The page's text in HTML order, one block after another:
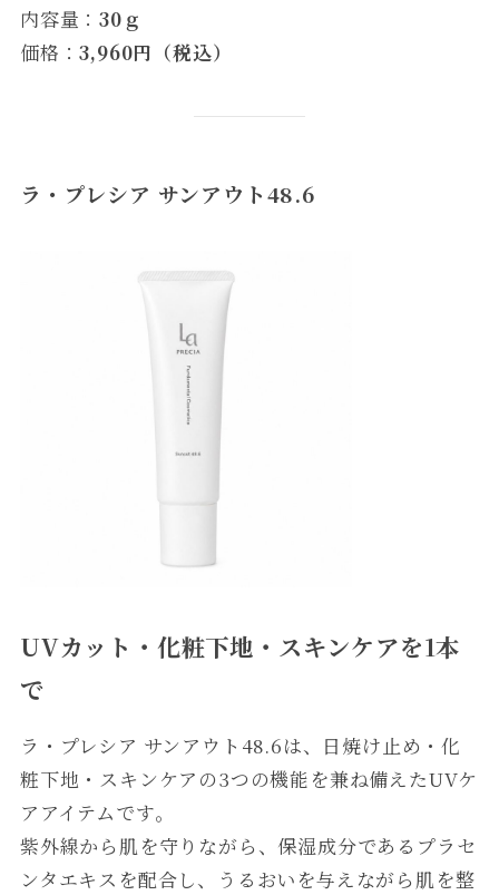
内容量：30ｇ
価格：3,960円（税込）
ラ・プレシア サンアウト48.6
UVカット・化粧下地・スキンケアを1本
で
ラ・プレシア サンアウト48.6は、日焼け止め・化
粧下地・スキンケアの3つの機能を兼ね備えたUVケ
アアイテムです。
紫外線から肌を守りながら、保湿成分であるプラセ
ンタエキスを配合し、うるおいを与えながら肌を整